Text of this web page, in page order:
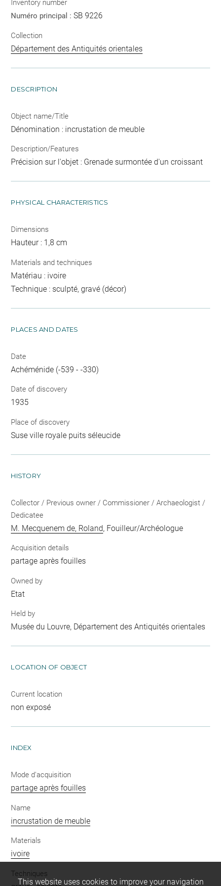
Inventory number
Numéro principal :SB 9226
Collection
Département des Antiquités orientales
DESCRIPTION
Object name/Title
Dénomination : incrustation de meuble
Description/Features
Précision sur l'objet : Grenade surmontée d'un croissant
PHYSICAL CHARACTERISTICS
Dimensions
Hauteur : 1,8 cm
Materials and techniques
Matériau : ivoire
Technique : sculpté, gravé (décor)
PLACES AND DATES
Date
Achéménide (-539 - -330)
Date of discovery
1935
Place of discovery
Suse ville royale puits séleucide
HISTORY
Collector / Previous owner / Commissioner / Archaeologist /
Dedicatee
M. Mecquenem de, Roland, Fouilleur/Archéologue
Acquisition details
partage après fouilles
Owned by
Etat
Held by
Musée du Louvre, Département des Antiquités orientales
LOCATION OF OBJECT
Current location
non exposé
INDEX
Mode d'acquisition
partage après fouilles
Name
incrustation de meuble
Materials
ivoire
Techniques
This website uses cookies to improve your navigation